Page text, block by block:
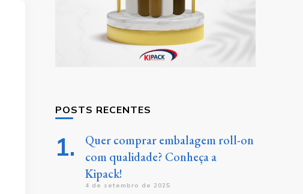
POSTS RECENTES
Quer comprar embalagem roll-on
com qualidade? Conheça a
Kipack!
4 de setembro de 2025